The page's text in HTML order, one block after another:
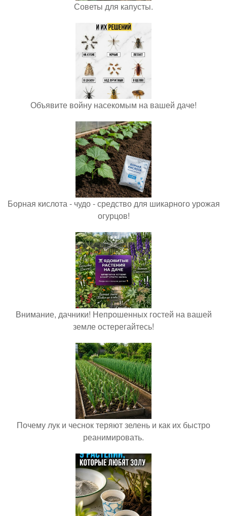
Советы для капусты.
Объявите войну насекомым на вашей даче!
Борная кислота - чудо - средство для шикарного урожая
огурцов!
Внимание, дачники! Непрошенных гостей на вашей
земле остерегайтесь!
Почему лук и чеснок теряют зелень и как их быстро
реанимировать.